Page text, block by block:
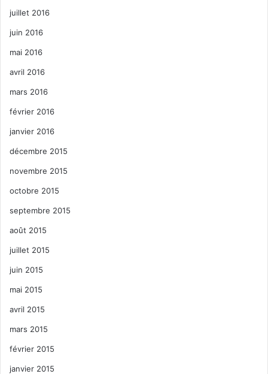
juillet 2016
juin 2016
mai 2016
avril 2016
mars 2016
février 2016
janvier 2016
décembre 2015
novembre 2015
octobre 2015
septembre 2015
août 2015
juillet 2015
juin 2015
mai 2015
avril 2015
mars 2015
février 2015
janvier 2015